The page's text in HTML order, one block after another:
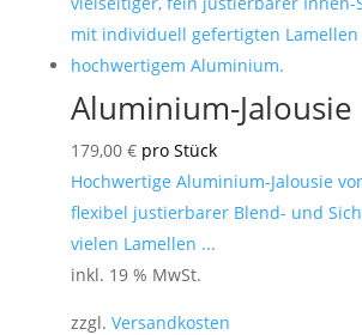
Aluminium-Jalousie
179,00 € pro Stück
Hochwertige Aluminium-Jalousie
flexibel justierbarer Blend- und
vielen Lamellen ...
inkl. 19 % MwSt.
zzgl. Versandkosten